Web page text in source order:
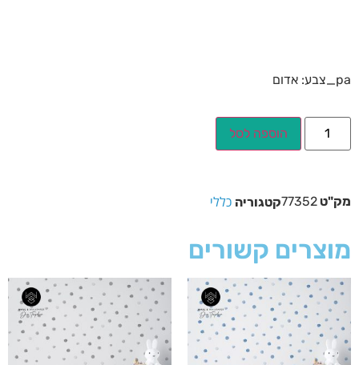
pa_צבע: אדום
הוספה לסל
מק"ט 77352קטגוריה כללי
מוצרים קשורים